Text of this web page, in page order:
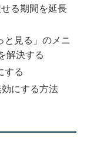
る期間を延長
と見る」のメニ
解決する
する
にする方法